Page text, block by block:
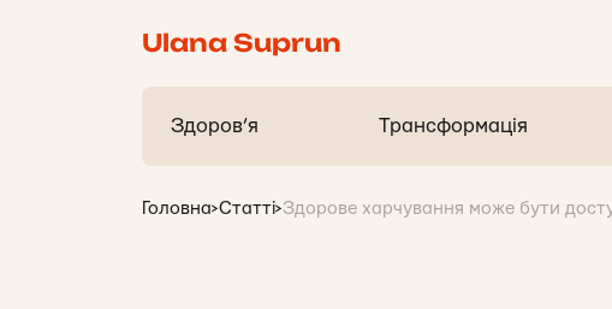
Ulana Suprun
Здоров’я Трансформація
Головна>Статті>Здорове харчування може бути